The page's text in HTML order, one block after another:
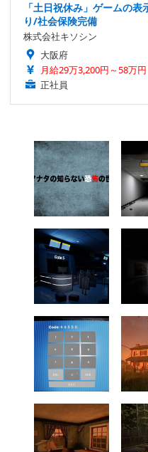
「土日祝休み」ゲームの
り/社会保険完備
株式会社キソシン
大阪府
月給29万3,200円～58万円
正社員